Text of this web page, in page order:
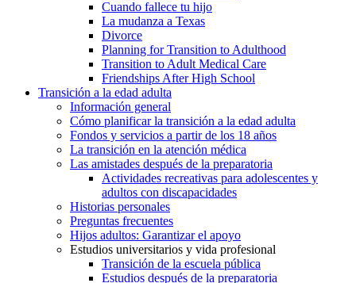
Cuando fallece tu hijo
La mudanza a Texas
Divorce
Planning for Transition to Adulthood
Transition to Adult Medical Care
Friendships After High School
Transición a la edad adulta
Información general
Cómo planificar la transición a la edad adulta
Fondos y servicios a partir de los 18 años
La transición en la atención médica
Las amistades después de la preparatoria
Actividades recreativas para adolescentes y
adultos con discapacidades
Historias personales
Preguntas frecuentes
Hijos adultos: Garantizar el apoyo
Estudios universitarios y vida profesional
Transición de la escuela pública
Estudios después de la preparatoria